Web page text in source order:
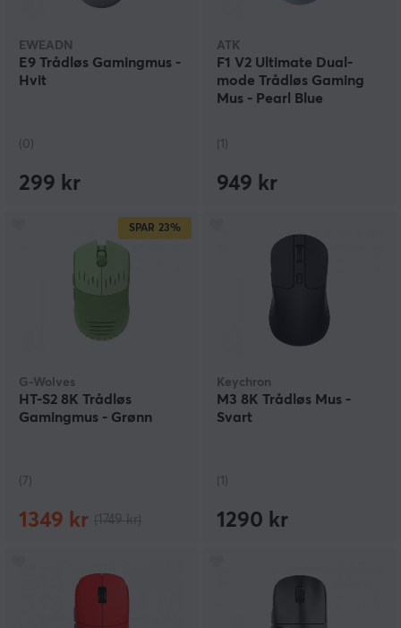
EWEADN
E9 Trådløs Gamingmus -
Hvit
(0)
299 kr
ATK
F1 V2 Ultimate Dual-
mode Trådløs Gaming
Mus - Pearl Blue
(1)
949 kr
SPAR 23%
G-Wolves
HT-S2 8K Trådløs
Gamingmus - Grønn
(7)
1349 kr
Keychron
M3 8K Trådløs Mus -
Svart
(1)
1290 kr